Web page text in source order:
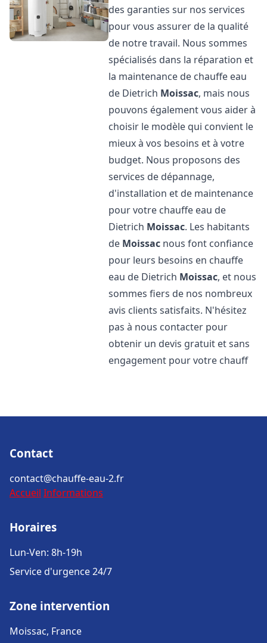
des garanties sur nos services
pour vous assurer de la qualité
de notre travail. Nous sommes
spécialisés dans la réparation et
la maintenance de chauffe eau
de Dietrich Moissac, mais nous
pouvons également vous aider à
choisir le modèle qui convient le
mieux à vos besoins et à votre
budget. Nous proposons des
services de dépannage,
d'installation et de maintenance
pour votre chauffe eau de
Dietrich Moissac. Les habitants
de Moissac nous font confiance
pour leurs besoins en chauffe
eau de Dietrich Moissac, et nous
sommes fiers de nos nombreux
avis clients satisfaits. N'hésitez
pas à nous contacter pour
obtenir un devis gratuit et sans
engagement pour votre chauff
Contact
contact@chauffe-eau-2.fr
Accueil Informations
Horaires
Lun-Ven: 8h-19h
Service d'urgence 24/7
Zone intervention
Moissac, France